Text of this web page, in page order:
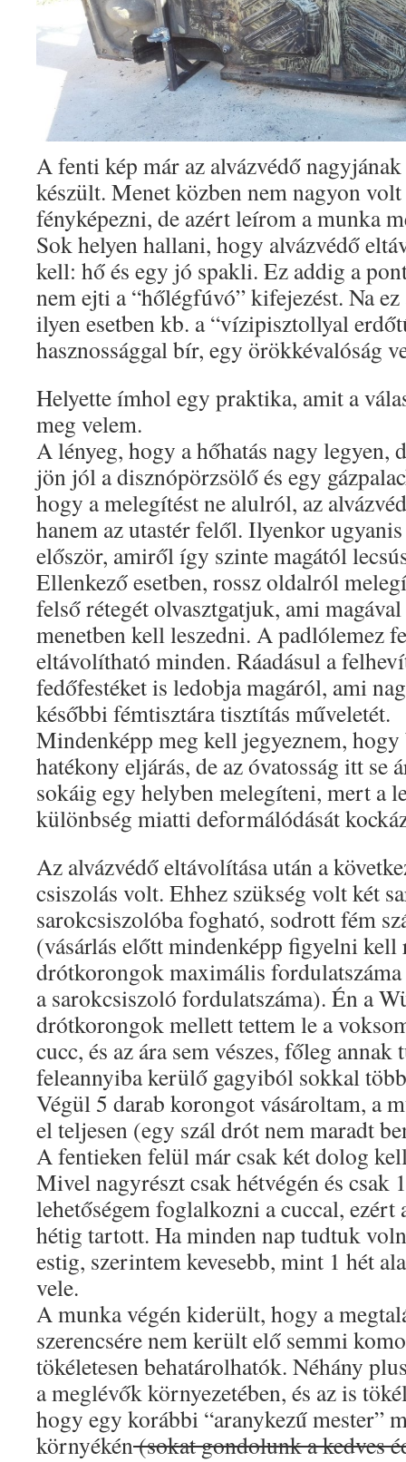
A fenti kép már az alvázvédő
készült. Menet közben nem nagyon volt
fényképezni, de azért leírom a munka
Sok helyen hallani, hogy alvázvédő
kell: hő és egy jó spakli. Ez addig a
nem ejti a “hőlégfúvó” kifejezést. Na ez
ilyen esetben kb. a “vízipisztollyal
hasznossággal bír, egy örökkévalóság
Helyette ímhol egy praktika, amit a
meg velem.
A lényeg, hogy a hőhatás nagy legyen,
jön jól a disznópörzsölő és egy
hogy a melegítést ne alulról, az
hanem az utastér felől. Ilyenkor
először, amiről így szinte magától
Ellenkező esetben, rossz oldalról
felső rétegét olvasztgatjuk, ami
menetben kell leszedni. A padlólemez
eltávolítható minden. Ráadásul a
fedőfestéket is ledobja magáról, ami
későbbi fémtisztára tisztítás műveletét.
Mindenképp meg kell jegyeznem, hogy
hatékony eljárás, de az óvatosság itt se
sokáig egy helyben melegíteni, mert a
különbség miatti deformálódását
Az alvázvédő eltávolítása után a
csiszolás volt. Ehhez szükség volt két
sarokcsiszolóba fogható, sodrott fém
(vásárlás előtt mindenképp figyelni kell
drótkorongok maximális
a sarokcsiszoló fordulatszáma). Én a
drótkorongok mellett tettem le a
cucc, és az ára sem vészes, főleg annak
feleannyiba kerülő gagyiból sokkal
Végül 5 darab korongot vásároltam, a
el teljesen (egy szál drót nem maradt
A fentieken felül már csak két dolog
Mivel nagyrészt csak hétvégén és csak
lehetőségem foglalkozni a cuccal, ezért
hétig tartott. Ha minden nap tudtuk
estig, szerintem kevesebb, mint 1 hét
vele.
A munka végén kiderült, hogy a
szerencsére nem került elő semmi
tökéletesen behatárolhatók. Néhány
a meglévők környezetében, és az is
hogy egy korábbi “aranykezű mester”
környékén(sokat gondolunk a kedves